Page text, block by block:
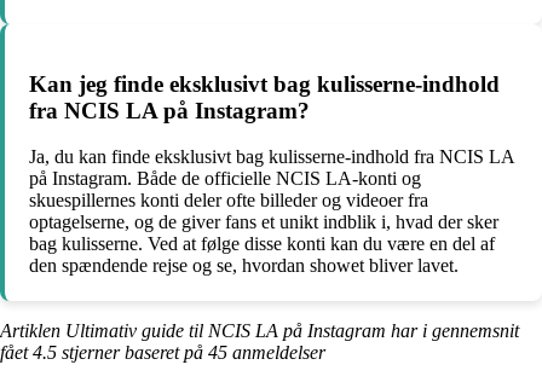
Kan jeg finde eksklusivt bag kulisserne-indhold
fra NCIS LA på Instagram?
Ja, du kan finde eksklusivt bag kulisserne-indhold fra NCIS LA
på Instagram. Både de officielle NCIS LA-konti og
skuespillernes konti deler ofte billeder og videoer fra
optagelserne, og de giver fans et unikt indblik i, hvad der sker
bag kulisserne. Ved at følge disse konti kan du være en del af
den spændende rejse og se, hvordan showet bliver lavet.
Artiklen Ultimativ guide til NCIS LA på Instagram har i gennemsnit
fået4.5 stjerner baseret på 45 anmeldelser